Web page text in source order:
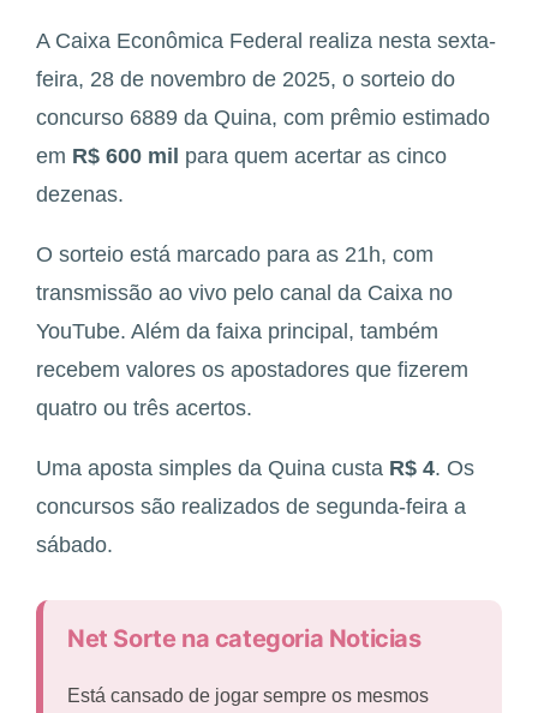
A Caixa Econômica Federal realiza nesta sexta-
feira, 28 de novembro de 2025, o sorteio do
concurso 6889 da Quina, com prêmio estimado
em R$ 600 mil para quem acertar as cinco
dezenas.
O sorteio está marcado para as 21h, com
transmissão ao vivo pelo canal da Caixa no
YouTube. Além da faixa principal, também
recebem valores os apostadores que fizerem
quatro ou três acertos.
Uma aposta simples da Quina custa R$ 4. Os
concursos são realizados de segunda-feira a
sábado.
Net Sorte na categoria Noticias
Está cansado de jogar sempre os mesmos